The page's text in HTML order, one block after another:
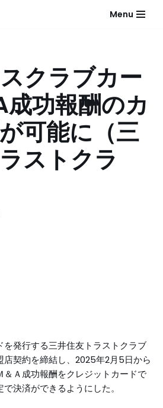
Menu
クラブカー
成功報酬のカ
可能に（三
ストクラ
を発行する三井住友トラストクラブ
店契約を締結し、2025年2月5日から
Ａ成功報酬をクレジットカードで
決済ができるようにした。